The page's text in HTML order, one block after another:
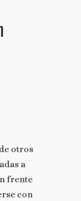
otros
a
frente
con